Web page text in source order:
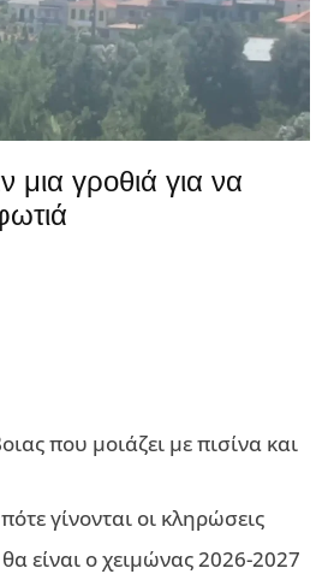
μια γροθιά για να
που μοιάζει με πισίνα και
γίνονται οι κληρώσεις
είναι ο χειμώνας 2026-2027